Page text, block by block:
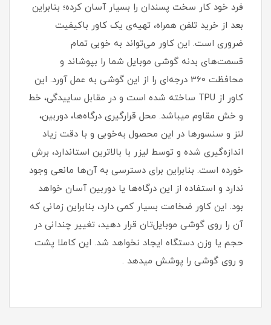
فرد خود کار سخت پسندان را بسیار آسان کرده؛ بنابراین
بعد از خرید تلفن همراه، تهیه‌ی یک کاور با‌کیفیت
ضروری است‏.‏ این کاور می‌تواند به خوبی تمام
قسمت‌های بدنه گوشی موبایل شما را بپوشاند و
محافظت 360 درجه‌ای را از این گوشی به عمل آورد‏.‏ این
کاور از TPU ساخته شده است و در مقابل ساییدگی، خط
و خش مقاوم میباشد.‏ محل قرارگیری درگاه‌ها، دوربین،
لنز و سنسورها در این محصول به‌خوبی و با دقت زیاد
اندازه‌گیری شده و توسط لیزر با بالاترین استاندارد، برش
خورده است‏.‏ بنابراین برای دسترسی به آن‌ها مانعی وجود
ندارد و استفاده از این درگاه‌ها یا دوربین آسان خواهد
بود‏.‏ این کاور ضخامت بسیار کمی دارد، بنابراین زمانی که
آن را روی گوشی موبایل‌تان قرار دهید، تغییر چندانی در
حجم یا وزن دستگاه ایجاد نخواهد شد‏. این کاملا پشت
و روی گوشی را پوشش میدهد .